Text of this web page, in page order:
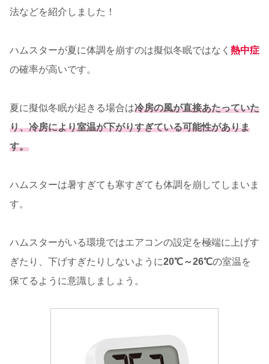
法などを紹介しました！
ハムスターが夏に体調を崩すのは擬似冬眠ではなく 熱中症
の確率が高いです。
夏に擬似冬眠が起きる場合は冷房の風が直接あたっていた
り、冷房により室温が下がりすぎている可能性がありま
す。
ハムスターは暑すぎても寒すぎても体調を崩してしまいま
す。
ハムスターがいる環境ではエアコンの設定を極端に上げす
ぎたり、下げすぎたりしないように20℃～26℃の室温を
保てるように意識しましょう。